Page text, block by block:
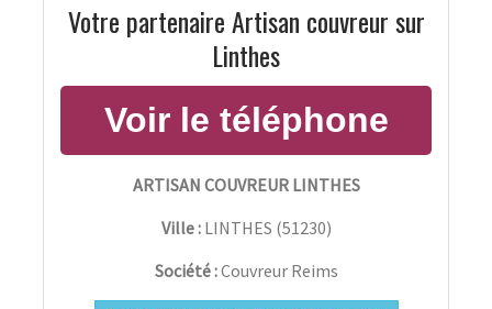
Votre partenaire Artisan couvreur sur
Linthes
ARTISAN COUVREUR LINTHES
Ville : LINTHES (51230)
Société :Couvreur Reims